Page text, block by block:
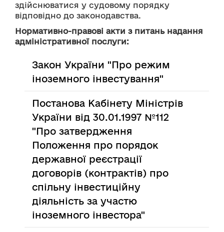
здійснюватися у судовому порядку
відповідно до законодавства.
Нормативно-правові акти з питань надання
адміністративної послуги:
Закон України "Про режим
іноземного інвестування"
Постанова Кабінету Міністрів
України від 30.01.1997 №112
"Про затвердження
Положення про порядок
державної реєстрації
договорів (контрактів) про
спільну інвестиційну
діяльність за участю
іноземного інвестора"